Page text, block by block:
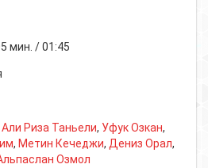
мин. / 01:45
Али Риза Таньели, Уфук Озкан,
, Метин Кечеджи, Дениз Орал,
Озмол